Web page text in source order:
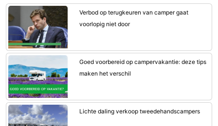
Verbod op terugkeuren van camper gaat
voorlopig niet door
Goed voorbereid op campervakantie: deze tips
maken het verschil
Lichte daling verkoop tweedehandscampers